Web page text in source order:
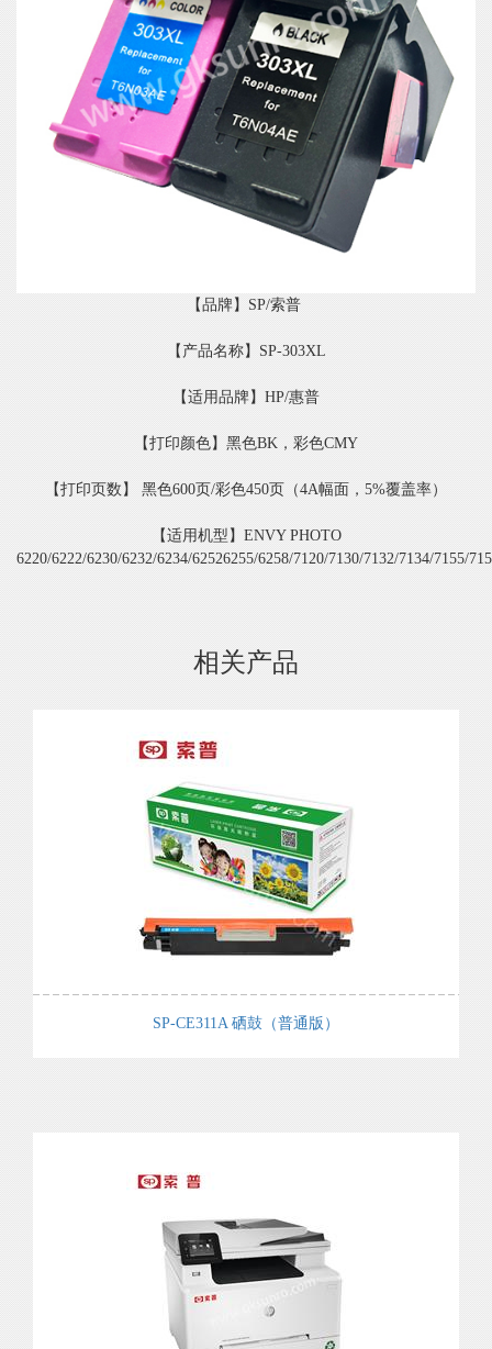
【品牌】SP/索普
【产品名称】SP-303XL
【适用品牌】HP/惠普
【打印颜色】黑色BK，彩色CMY
【打印页数】 黑色600页/彩色450页（4A幅面，5%覆盖率）
【适用机型】ENVY PHOTO
6220/6222/6230/6232/6234/62526255/6258/7120/7130/7132/7134/7155/
相关产品
SP-CE311A 硒鼓（普通版）